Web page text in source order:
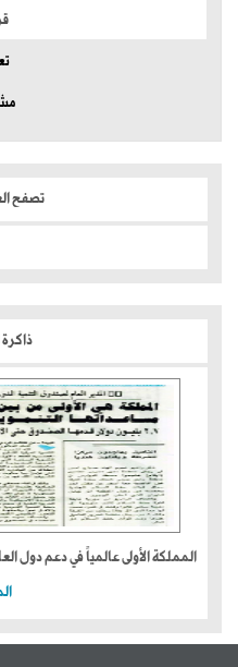
تصفح
المملكة الأولى عالمياً في دعم دول